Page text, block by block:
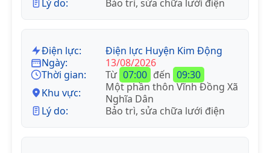
Lý do:
Bảo trì, sửa chữa lưới điện
Điện lực:
Điện lực Huyện Kim Động
Ngày:
13/08/2026
Thời gian:
Từ 07:00 đến 09:30
Khu vực:
Một phần thôn Vĩnh Đồng Xã
Nghĩa Dân
Lý do:
Bảo trì, sửa chữa lưới điện